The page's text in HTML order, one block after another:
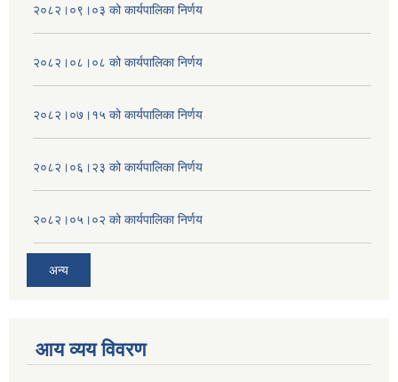
२०८२।०९।०३ को कार्यपालिका निर्णय
२०८२।०८।०८ को कार्यपालिका निर्णय
२०८२।०७।१५ को कार्यपालिका निर्णय
२०८२।०६।२३ को कार्यपालिका निर्णय
२०८२।०५।०२ को कार्यपालिका निर्णय
अन्य
आय व्यय विवरण